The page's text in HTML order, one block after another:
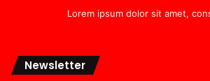
Lorem ipsum dolor sit amet,
Newsletter